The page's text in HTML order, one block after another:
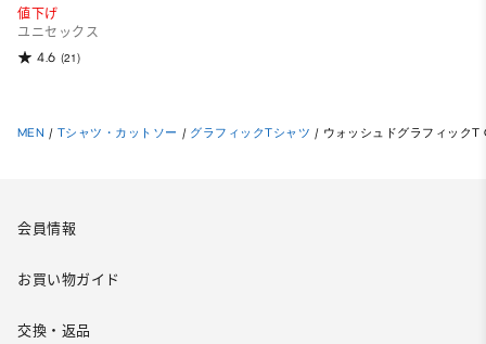
値下げ
ユニセックス
4.6 (21)
MEN / Tシャツ・カットソー / グラフィックTシャツ / ウォッシュドグラフィックT
会員情報
お買い物ガイド
交換・返品